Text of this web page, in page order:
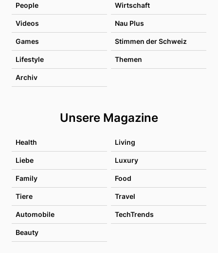
People Wirtschaft
Videos Nau Plus
Games Stimmen der Schweiz
Lifestyle Themen
Archiv
Unsere Magazine
Health Living
Liebe Luxury
Family Food
Tiere Travel
Automobile TechTrends
Beauty